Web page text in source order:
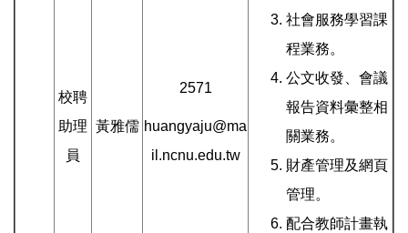
校聘
助理
員
黃雅儒
2571
huangyaju@ma
il.ncnu.edu.tw
社會服務學習課
程業務。
公文收發、會議
報告資料彙整相
關業務。
財產管理及網頁
管理。
配合教師計畫執